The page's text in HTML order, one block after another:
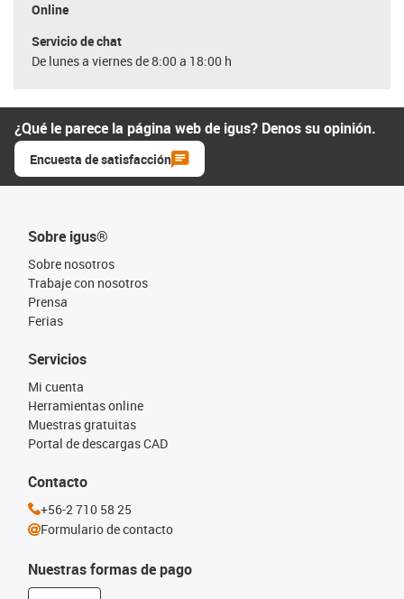
Online
Servicio de chat
De lunes a viernes de 8:00 a 18:00 h
¿Qué le parece la página web de igus? Denos su opinión.
Encuesta de satisfacción
Sobre igus®
Sobre nosotros
Trabaje con nosotros
Prensa
Ferias
Nuestras formas de pago
Servicios
Mi cuenta
Herramientas online
Muestras gratuitas
Portal de descargas CAD
Contacto
+56-2 710 58 25
Formulario de contacto